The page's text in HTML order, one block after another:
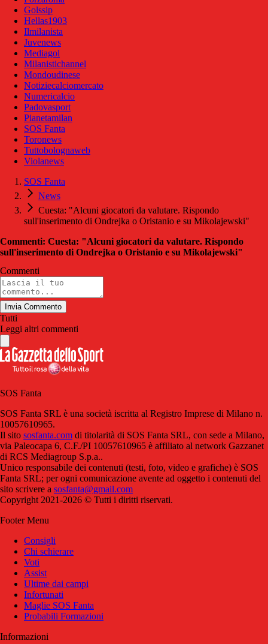
Golssip
Hellas1903
Ilmilanista
Juvenews
Mediagol
Milanistichannel
Mondoudinese
Notiziecalciomercato
Numericalcio
Padovasport
Pianetamilan
SOS Fanta
Toronews
Tuttobolognaweb
Violanews
SOS Fanta
News
Cuesta: "Alcuni giocatori da valutare. Rispondo
sull'inserimento di Ondrejka o Oristanio e su Mikolajewski"
Commenti: Cuesta: "Alcuni giocatori da valutare. Rispondo
sull'inserimento di Ondrejka o Oristanio e su Mikolajewski"
Commenti
Invia Commento
Tutti
Leggi altri commenti
SOS Fanta
SOS Fanta SRL è una società iscritta al Registro Imprese di Milano n.
10057610965.
Il sito sosfanta.com di titolarità di SOS Fanta SRL, con sede a Milano,
via Paleocapa 6, C.F./PI 10057610965 è affiliato al network Gazzanet
di RCS Mediagroup S.p.a..
Unico responsabile dei contenuti (testi, foto, video e grafiche) è SOS
Fanta SRL; per ogni comunicazione avente ad oggetto i contenuti del
sito scrivere a sosfanta@gmail.com
Copyright 2021-2026 © Tutti i diritti riservati.
Footer Menu
Consigli
Chi schierare
Voti
Assist
Ultime dai campi
Infortunati
Maglie SOS Fanta
Probabili Formazioni
Informazioni